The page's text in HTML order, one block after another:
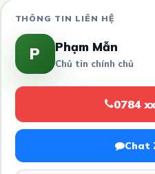
THÔNG TIN LIÊN HỆ
P Phạm Mẫn
Chủ tin chính chủ
0784
Chat